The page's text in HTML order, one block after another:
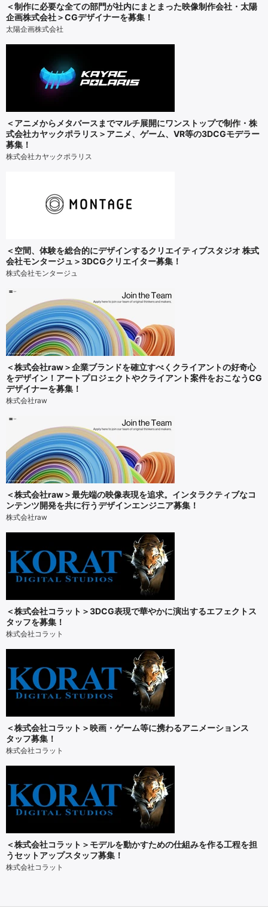
＜制作に必要な全ての部門が社内にまとまった映像制作会社・太陽
企画株式会社＞CGデザイナーを募集！
太陽企画株式会社
＜アニメからメタバースまでマルチ展開にワンストップで制作・株
式会社カヤックポラリス＞アニメ、ゲーム、VR等の3DCGモデラー
募集！
株式会社カヤックポラリス
＜空間、体験を総合的にデザインするクリエイティブスタジオ 株式
会社モンタージュ＞3DCGクリエイター募集！
株式会社モンタージュ
＜株式会社raw＞企業ブランドを確立すべくクライアントの好奇心
をデザイン！アートプロジェクトやクライアント案件をおこなうCG
デザイナーを募集！
株式会社raw
＜株式会社raw＞最先端の映像表現を追求。インタラクティブなコ
ンテンツ開発を共に行うデザインエンジニア募集！
株式会社raw
＜株式会社コラット＞3DCG表現で華やかに演出するエフェクトス
タッフを募集！
株式会社コラット
＜株式会社コラット＞映画・ゲーム等に携わるアニメーションス
タッフ募集！
株式会社コラット
＜株式会社コラット＞モデルを動かすための仕組みを作る工程を担
うセットアップスタッフ募集！
株式会社コラット